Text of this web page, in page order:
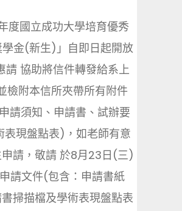
年度國立成功大學培育優秀
金(新生)」自即日起開放
請 協助將信件轉發給系上
檢附本信所夾帶所有附件
請須知、申請書、試辦要
表現盤點表)，如老師有意
請，敬請 於8月23日(三)
請文件(包含：申請書紙
掃描檔及學術表現盤點表